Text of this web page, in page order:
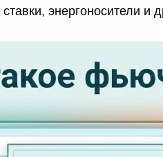
энергоносители и